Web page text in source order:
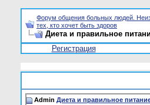
Форум общения больных людей.
тех, кто хочет быть здоров
Диета и правильное
Регистрация
Admin Диета и правильное